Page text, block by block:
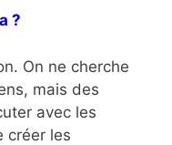
?
On ne cherche
mais des
avec les
créer les